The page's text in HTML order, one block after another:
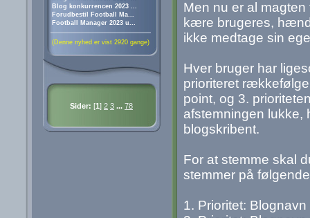
Blog konkurrencen 2023 ...
Forudbestil Football Ma...
Football Manager 2023 u...
(Denne nyhed er vist 2920 gange)
Sider: [1] 2 3 ... 78
Men nu er al
kære brugeres,
ikke medtage sin
Hver bruger har
prioriteret
point, og 3.
afstemningen lukke,
blogskribent.
For at stemme skal
stemmer på
1. Prioritet: Blognavn